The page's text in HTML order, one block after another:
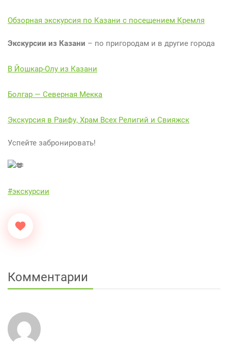
Обзорная экскурсия по Казани с посещением Кремля
Экскурсии из Казани – по пригородам и в другие города
В Йошкар-Олу из Казани
Болгар — Северная Мекка
Экскурсия в Раифу, Храм Всех Религий и Свияжск
Успейте забронировать!
#экскурсии
Комментарии